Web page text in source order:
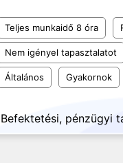
Teljes munkaidő 8 óra
Nem igényel tapasztalatot
Általános Gyakornok
Befektetési, pénzügyi